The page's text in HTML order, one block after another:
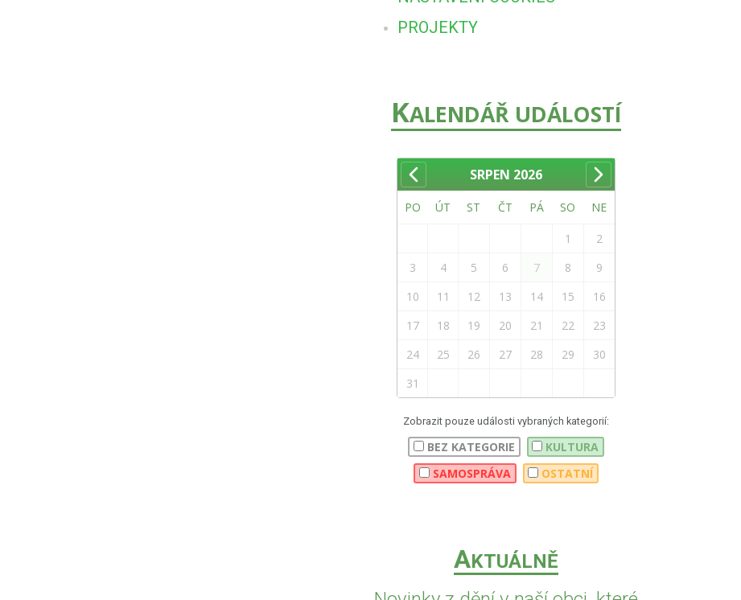
PROJEKTY
KALENDÁŘ UDÁLOSTÍ
SRPEN 2026
PO ÚT ST ČT PÁ SO NE
1
2
3
4 5 6 7 8
9
10
11 12 13 14 15
16
17
18 19 20 21 22
23
24
25 26 27 28 29
30
31
Zobrazit pouze události vybraných kategorií:
BEZ KATEGORIE
KULTURA
SAMOSPRÁVA
OSTATNÍ
AKTUÁLNĚ